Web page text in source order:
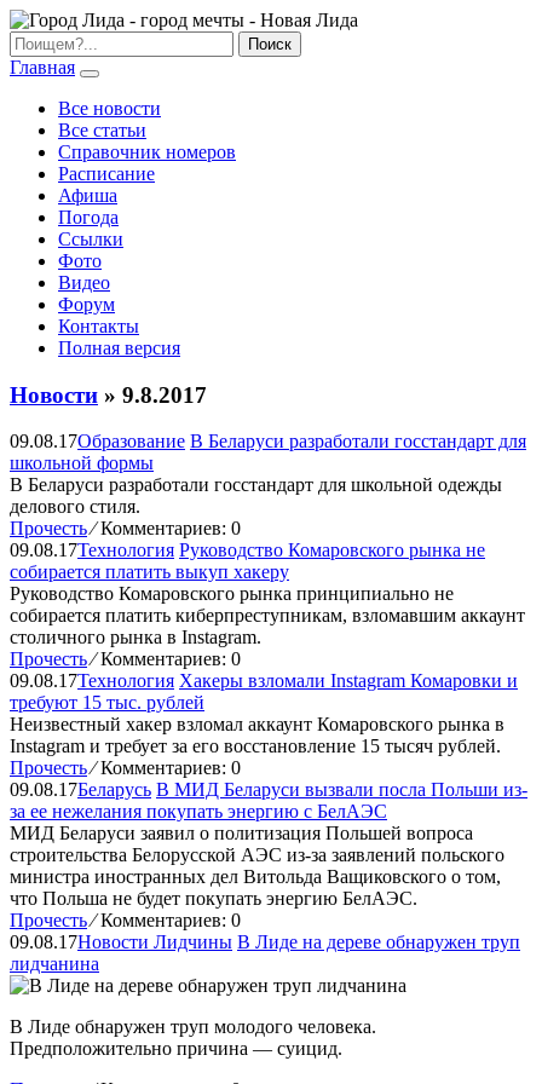
Главная
Все новости
Все статьи
Справочник номеров
Расписание
Афиша
Погода
Ссылки
Фото
Видео
Форум
Контакты
Полная версия
Новости » 9.8.2017
09.08.17Образование В Беларуси разработали госстандарт для
школьной формы
В Беларуси разработали госстандарт для школьной одежды
делового стиля.
Прочесть ⁄Комментариев: 0
09.08.17Технология Руководство Комаровского рынка не
собирается платить выкуп хакеру
Руководство Комаровского рынка принципиально не
собирается платить киберпреступникам, взломавшим аккаунт
столичного рынка в Instagram.
Прочесть ⁄Комментариев: 0
09.08.17Технология Хакеры взломали Instagram Комаровки и
требуют 15 тыс. рублей
Неизвестный хакер взломал аккаунт Комаровского рынка в
Instagram и требует за его восстановление 15 тысяч рублей.
Прочесть ⁄Комментариев: 0
09.08.17Беларусь В МИД Беларуси вызвали посла Польши из-
за ее нежелания покупать энергию с БелАЭС
МИД Беларуси заявил о политизация Польшей вопроса
строительства Белорусской АЭС из-за заявлений польского
министра иностранных дел Витольда Ващиковского о том,
что Польша не будет покупать энергию БелАЭС.
Прочесть ⁄Комментариев: 0
09.08.17Новости Лидчины В Лиде на дереве обнаружен труп
лидчанина
В Лиде обнаружен труп молодого человека.
Предположительно причина — суицид.